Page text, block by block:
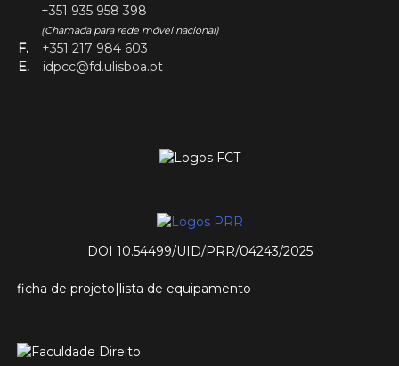
+351 935 958 398
(Chamada para rede móvel nacional)
F.
+351 217 984 603
E.
idpcc@fd.ulisboa.pt
DOI 10.54499/UID/PRR/04243/2025
ficha de projeto|lista de equipamento